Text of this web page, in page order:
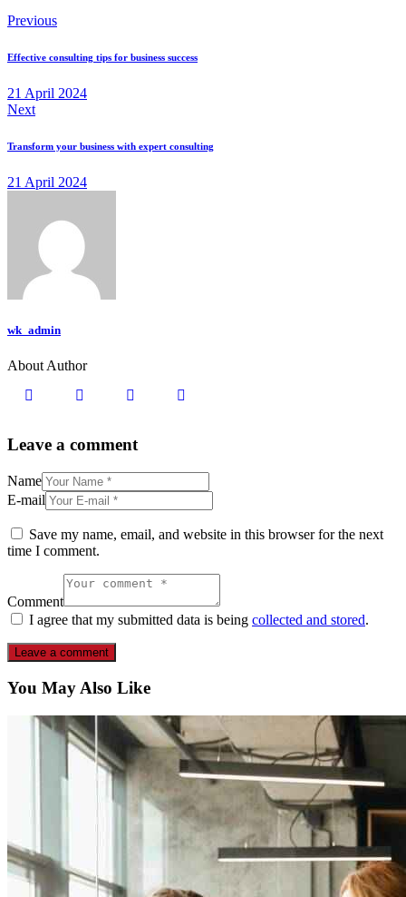
Previous
Effective consulting tips for business success
21 April 2024
Next
Transform your business with expert consulting
21 April 2024
wk_admin
About Author
Leave a comment
Name
E-mail
Save my name, email, and website in this browser for the next
time I comment.
Comment
I agree that my submitted data is being collected and stored.
You May Also Like